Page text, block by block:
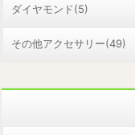
ダイヤモンド(5)
その他アクセサリー(49)